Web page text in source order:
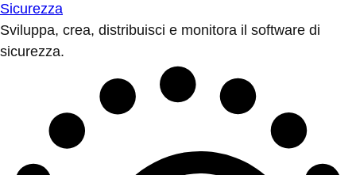
Sicurezza
Sviluppa, crea, distribuisci e monitora il software di
sicurezza.